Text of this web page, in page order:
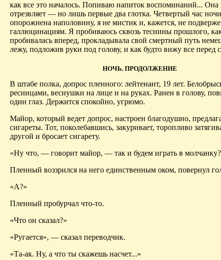
как все это началось. Попиваю напиток воспоминаний... Она
отрезвляет — но лишь первые два глотка. Четвертый час
опорожнена наполовину, я не мистик и, кажется, не
галлюцинациям. Я пробиваюсь сквозь теснины прошлого,
пробивалась вперед, прокладывала свой смертный путь
лежу, подложив руки под голову, и как будто вижу все перед
НОЧЬ. ПРОДОЛЖЕНИЕ
В штабе полка, допрос пленного: лейтенант, 19 лет.
ресницами, веснушки на лице и на руках. Ранен в голову,
один глаз. Держится спокойно, угрюмо.
Майор, который ведет допрос, настроен благодушно,
сигареты. Тот, поколебавшись, закуривает, торопливо
другой и бросает сигарету.
«Ну что, — говорит майор, — так и будем играть в
Пленный воззрился на него единственным оком, повернул
«А?»
Пленный пробурчал что-то.
«Что он сказал?»
«Ругается», — сказал переводчик.
«Та-ак. Ну, а что ты скажешь насчет...»